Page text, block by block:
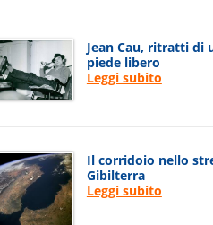
Jean Cau, ritratti di
piede libero
Leggi subito
Il corridoio nello
Gibilterra
Leggi subito